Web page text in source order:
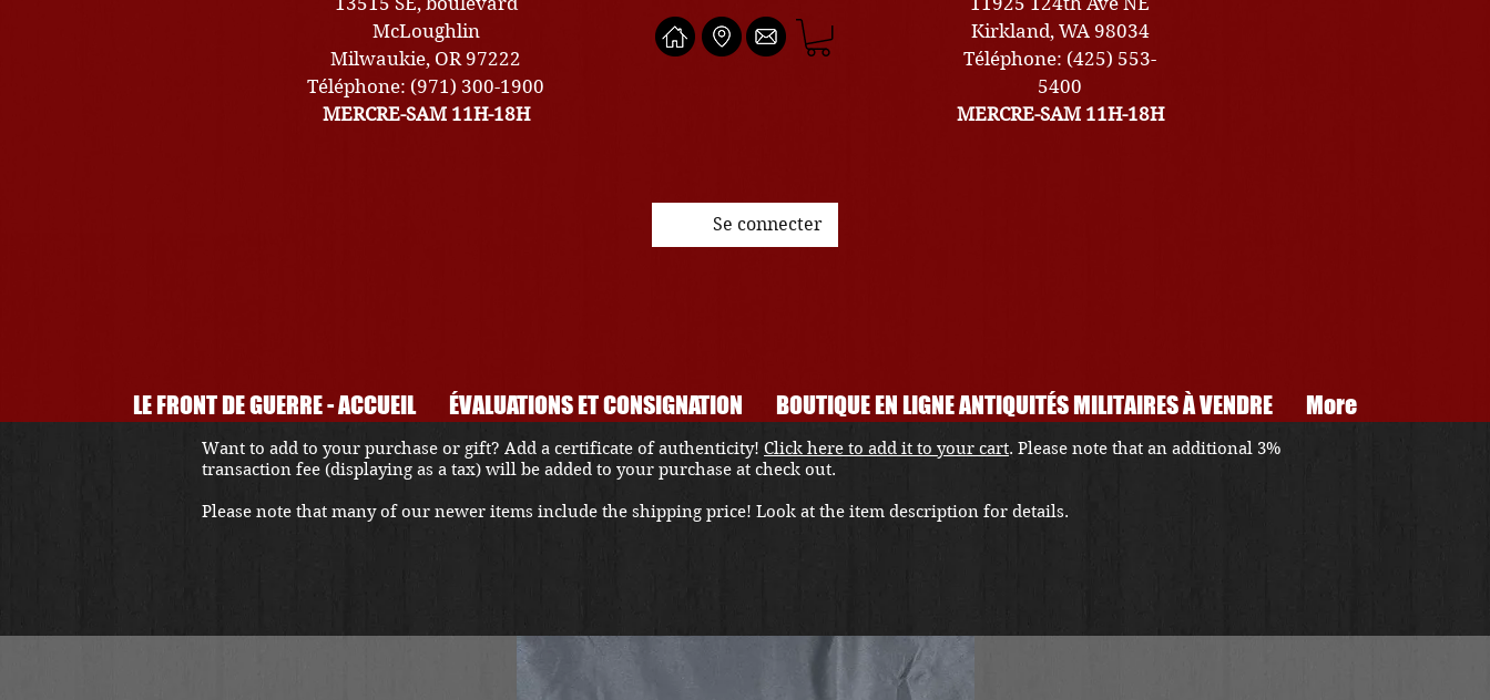
McLoughlin
Milwaukie, OR 97222
Téléphone: (971) 300-1900
MERCRE-SAM 11H-18H
Kirkland, WA 98034
Téléphone: (425) 553-
5400
MERCRE-SAM 11H-18H
Se connecter
LE FRONT DE GUERRE - ACCUEIL ÉVALUATIONS ET CONSIGNATION BOUTIQUE EN LIGNE ANTIQUITÉS MILITAIRES À VENDRE More
Want to add to your purchase or gift? Add a certificate of authenticity! Click here to add it to your cart. Please note that an additional 3%
transaction fee (displaying as a tax) will be added to your purchase at check out.
Please note that many of our newer items include the shipping price! Look at the item description for details.